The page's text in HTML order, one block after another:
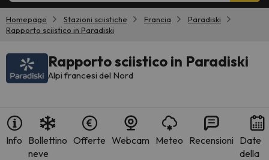
Homepage Stazioni sciistiche Francia
Paradiski
Rapporto sciistico in Paradiski
Rapporto sciistico in Paradiski
Alpi francesi del Nord
Info Bollettino
neve
Offerte Webcam Meteo Recensioni Date
della